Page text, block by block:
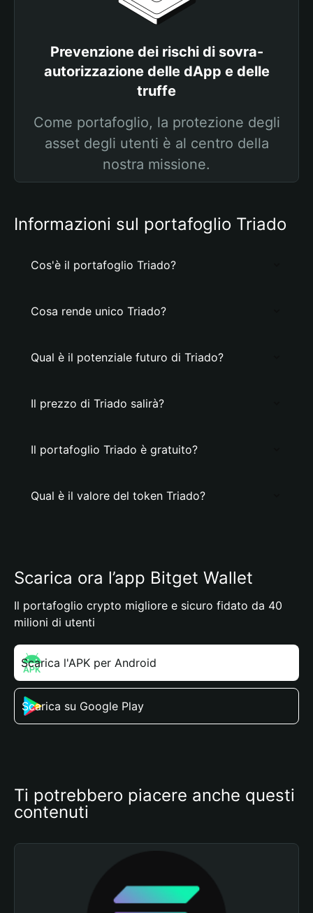
Prevenzione dei rischi di sovra-
autorizzazione delle dApp e delle
truffe
Come portafoglio, la protezione degli
asset degli utenti è al centro della
nostra missione.
Informazioni sul portafoglio Triado
Cos'è il portafoglio Triado?
Cosa rende unico Triado?
Qual è il potenziale futuro di Triado?
Il prezzo di Triado salirà?
Il portafoglio Triado è gratuito?
Qual è il valore del token Triado?
Scarica ora l’app Bitget Wallet
Il portafoglio crypto migliore e sicuro fidato da 40
milioni di utenti
Scarica l'APK per Android
Scarica su Google Play
Ti potrebbero piacere anche questi
contenuti